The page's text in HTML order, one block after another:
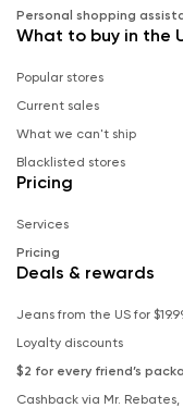
Personal shopping
What to buy in the
Popular stores
Current sales
What we can't ship
Blacklisted stores
Pricing
Services
Pricing
Deals & rewards
Jeans from the US for
Loyalty discounts
$2 for every friend’s
Cashback via Mr.